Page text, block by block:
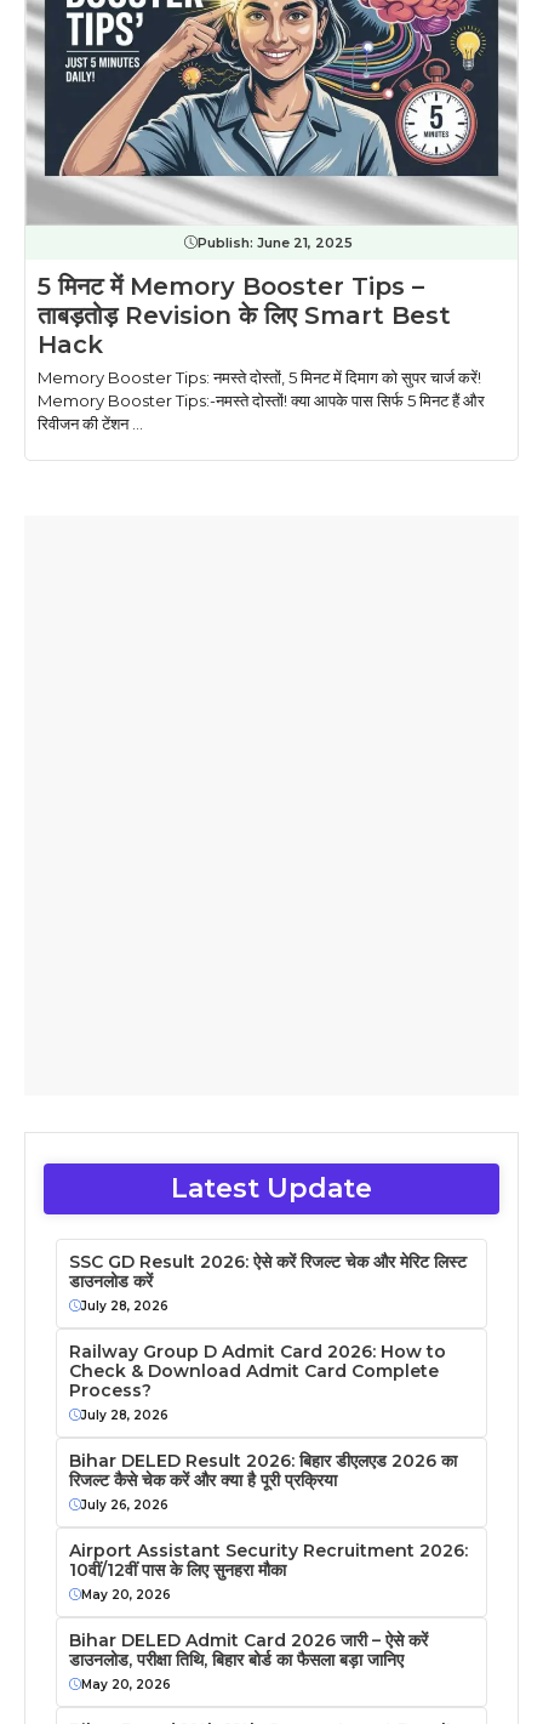
Publish: June 21, 2025
5 मिनट में Memory Booster Tips –
ताबड़तोड़ Revision के लिए Smart Best
Hack
Memory Booster Tips: नमस्ते दोस्तों, 5 मिनट में दिमाग को सुपर चार्ज करें!
Memory Booster Tips:-नमस्ते दोस्तों! क्या आपके पास सिर्फ 5 मिनट हैं और
रिवीजन की टेंशन ...
Latest Update
SSC GD Result 2026: ऐसे करें रिजल्ट चेक और मेरिट लिस्ट
डाउनलोड करें
July 28, 2026
Railway Group D Admit Card 2026: How to
Check & Download Admit Card Complete
Process?
July 28, 2026
Bihar DELED Result 2026: बिहार डीएलएड 2026 का
रिजल्ट कैसे चेक करें और क्या है पूरी प्रक्रिया
July 26, 2026
Airport Assistant Security Recruitment 2026:
10वीं/12वीं पास के लिए सुनहरा मौका
May 20, 2026
Bihar DELED Admit Card 2026 जारी – ऐसे करें
डाउनलोड, परीक्षा तिथि, बिहार बोर्ड का फैसला बड़ा जानिए
May 20, 2026